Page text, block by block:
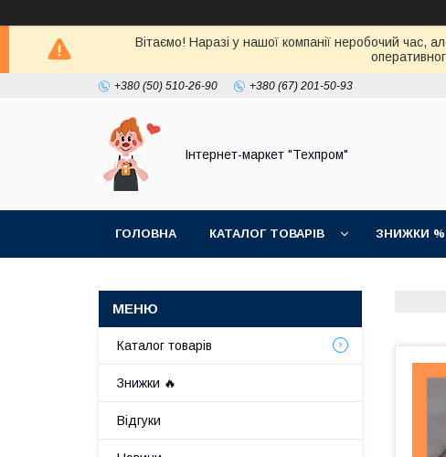
Вітаємо! Наразі у нашої компанії неробочий
+380 (50) 510-26-90 +380 (67) 201-50-93
Інтернет-маркет "Техпром"
ГОЛОВНА КАТАЛОГ ТОВАРIВ ЗНИЖКИ %
Каталог товарiв
Знижки 🔥
Відгуки